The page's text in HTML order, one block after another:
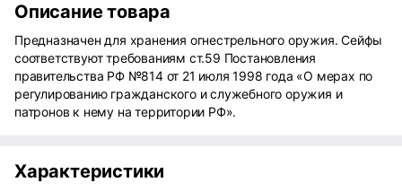
Описание товара
Предназначен для хранения огнестрельного оружия. Сейфы
соответствуют требованиям ст.59 Постановления
правительства РФ №814 от 21 июля 1998 года «О мерах по
регулированию гражданского и служебного оружия и
патронов к нему на территории РФ».
Характеристики